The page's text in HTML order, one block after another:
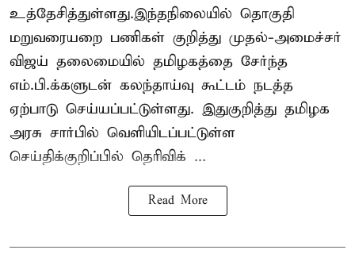
உத்தேசித்துள்ளது.இந்தநிலையில் தொகுதி
மறுவரையறை பணிகள் குறித்து முதல்-அமைச்சர்
விஜய் தலைமையில் தமிழகத்தை சேர்ந்த
எம்.பி.க்களுடன் கலந்தாய்வு கூட்டம் நடத்த
ஏற்பாடு செய்யப்பட்டுள்ளது. இதுகுறித்து தமிழக
அரசு சார்பில் வெளியிடப்பட்டுள்ள
செய்திக்குறிப்பில் தெரிவிக் ...
Read More